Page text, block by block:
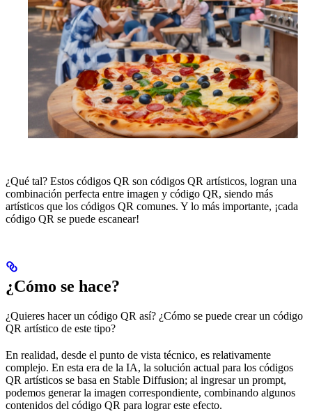
¿Qué tal? Estos códigos QR son códigos QR artísticos, logran una
combinación perfecta entre imagen y código QR, siendo más
artísticos que los códigos QR comunes. Y lo más importante, ¡cada
código QR se puede escanear!
¿Cómo se hace?
¿Quieres hacer un código QR así? ¿Cómo se puede crear un código
QR artístico de este tipo?
En realidad, desde el punto de vista técnico, es relativamente
complejo. En esta era de la IA, la solución actual para los códigos
QR artísticos se basa en Stable Diffusion; al ingresar un prompt,
podemos generar la imagen correspondiente, combinando algunos
contenidos del código QR para lograr este efecto.